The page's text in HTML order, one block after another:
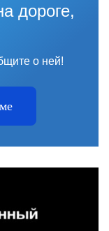
дороге,
о ней!